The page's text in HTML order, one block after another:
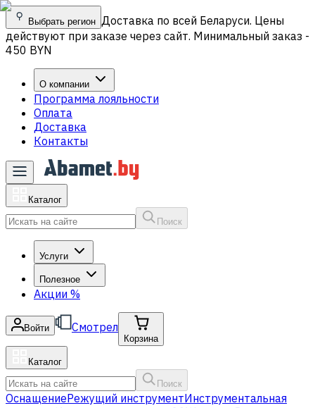
Выбрать регион Доставка по всей Беларуси. Цены
действуют при заказе через сайт. Минимальный заказ -
450 BYN
О компании
Программа лояльности
Оплата
Доставка
Контакты
Каталог
Поиск
Услуги
Полезное
Акции %
Войти Смотрел
Корзина
Каталог
Поиск
ОснащениеРежущий инструментИнструментальная